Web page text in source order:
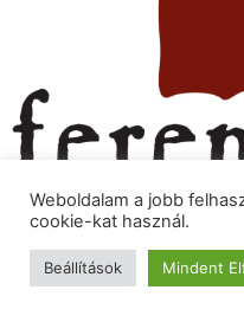
Minden
Weboldalam a jobb
cookie-kat használ.
Beállítások Mindent